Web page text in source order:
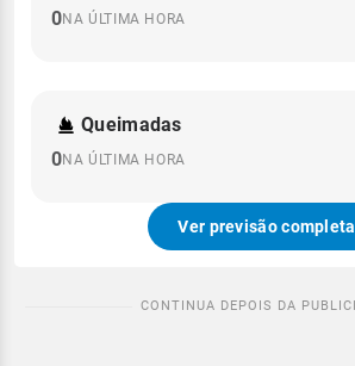
0NA ÚLTIMA HORA
Queimadas
0NA ÚLTIMA HORA
Ver previsão completa